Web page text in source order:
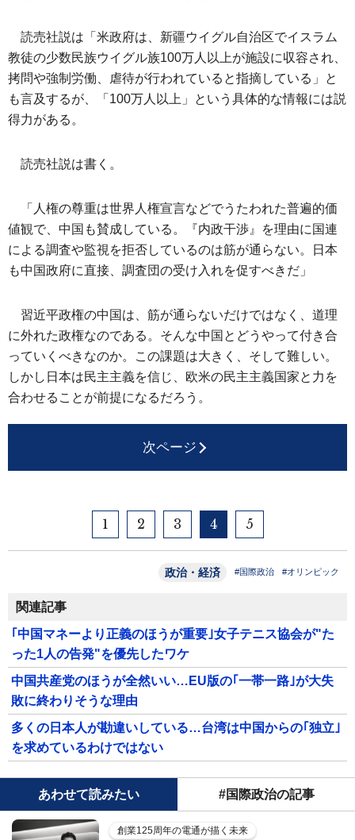
読売社説は「米政府は、新疆ウイグル自治区でイスラム
教徒の少数民族ウイグル族100万人以上が施設に収容され、
拷問や強制労働、虐待が行われていると指摘している」と
も言及するが、「100万人以上」という具体的な情報には説
得力がある。
読売社説は書く。
「人権の尊重は世界人権宣言などでうたわれた普遍的価
値観で、中国も賛成している。『内政干渉』を理由に国連
による調査や監視を拒否しているのは筋が通らない。日本
も中国政府に直接、調査団の受け入れを促すべきだ」
習近平政権の中国は、筋が通らないだけではなく、道理
に外れた政権なのである。そんな中国とどうやって付き合
っていくべきなのか。この課題は大きく、そして難しい。
しかし日本は民主主義を信じ、欧米の民主主義国家と力を
合わせることが前提になるだろう。
次ページ
1 2 3 4 5
政治・経済 #国際政治 #オリンピック
関連記事
｢中国マネーより正義のほうが重要｣女子テニス協会が"た
った1人の告発"を優先したワケ
中国共産党のほうが全然いい…EU版の｢一帯一路｣が大失
敗に終わりそうな理由
多くの日本人が勘違いしている…台湾は中国からの｢独立｣
を求めているわけではない
あわせて読みたい #国際政治の記事
創業125周年の電通が描く未来